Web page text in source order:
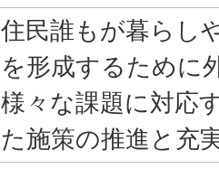
住民誰もが暮らし
を形成するために
様々な課題に対応
た施策の推進と充